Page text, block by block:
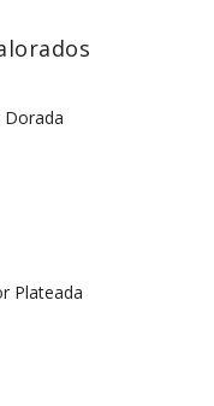
Dorada
Plateada